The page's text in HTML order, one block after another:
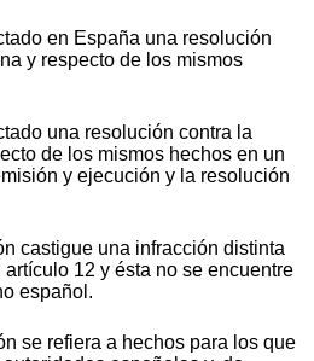
en España una resolución
y respecto de los mismos
una resolución contra la
de los mismos hechos en un
y ejecución y la resolución
castigue una infracción distinta
12 y ésta no se encuentre
español.
se refiera a hechos para los que